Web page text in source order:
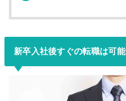
新卒入社後すぐの転職は可能